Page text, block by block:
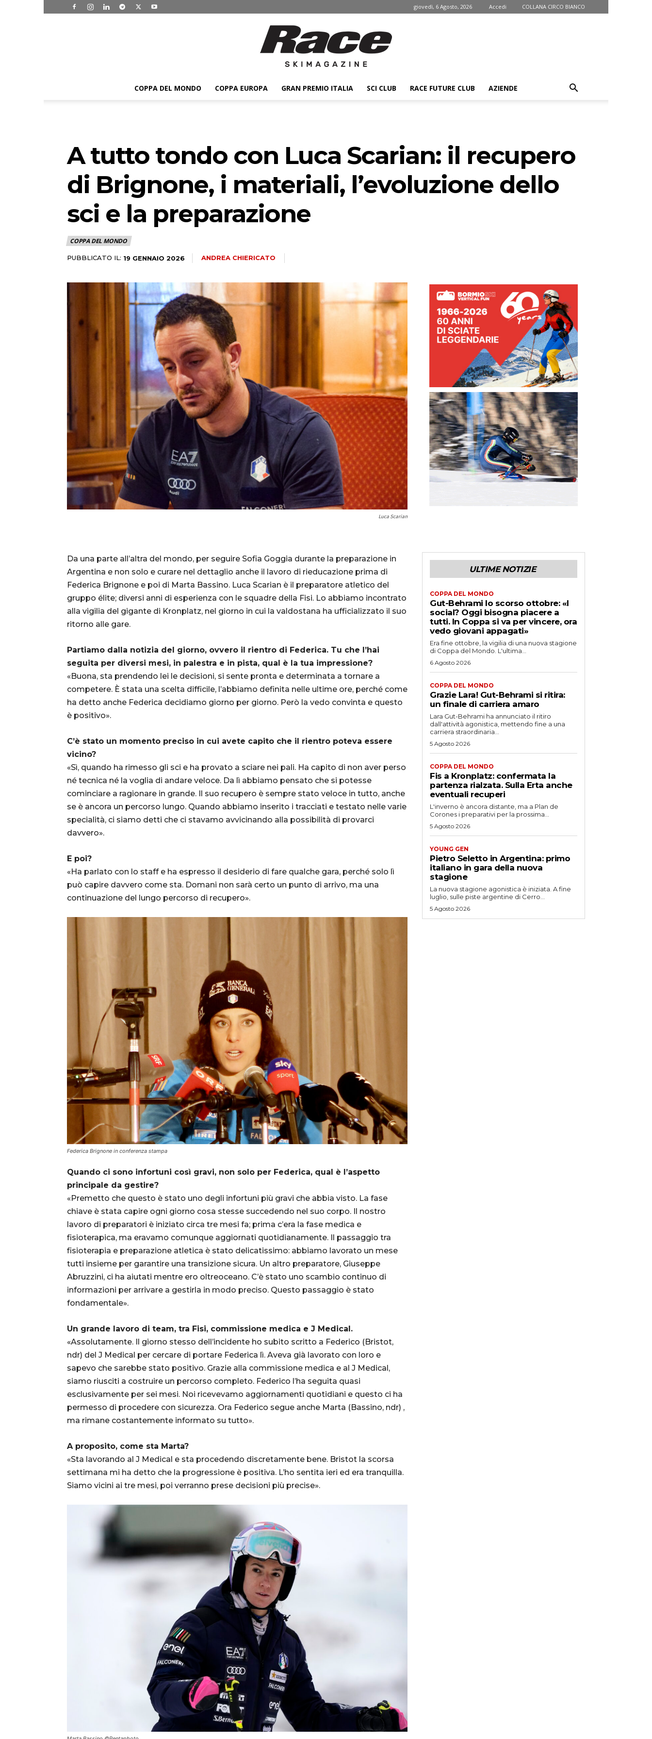
giovedì, 6 Agosto, 2026 Accedi COLLANA CIRCO BIANCO
ski
COPPA DEL MONDO COPPA EUROPA GRAN PREMIO ITALIA SCI CLUB RACE FUTURE CLUB AZIENDE
A tutto tondo con Luca Scarian: il recupero
di Brignone, i materiali, l’evoluzione dello
sci e la preparazione
COPPA DEL MONDO
PUBBLICATO IL: 19 GENNAIO 2026 ANDREA CHIERICATO
Luca Scarian
Da una parte all’altra del mondo, per seguire Sofia Goggia durante la preparazione in
Argentina e non solo e curare nel dettaglio anche il lavoro di rieducazione prima di
Federica Brignone e poi di Marta Bassino. Luca Scarian è il preparatore atletico del
gruppo élite; diversi anni di esperienza con le squadre della Fisi. Lo abbiamo incontrato
alla vigilia del gigante di Kronplatz, nel giorno in cui la valdostana ha ufficializzato il suo
ritorno alle gare.
Partiamo dalla notizia del giorno, ovvero il rientro di Federica. Tu che l’hai
seguita per diversi mesi, in palestra e in pista, qual è la tua impressione?
«Buona, sta prendendo lei le decisioni, si sente pronta e determinata a tornare a
competere. È stata una scelta difficile, l’abbiamo definita nelle ultime ore, perché come
ha detto anche Federica decidiamo giorno per giorno. Però la vedo convinta e questo
è positivo».
C’è stato un momento preciso in cui avete capito che il rientro poteva essere
vicino?
«Sì, quando ha rimesso gli sci e ha provato a sciare nei pali. Ha capito di non aver perso
né tecnica né la voglia di andare veloce. Da lì abbiamo pensato che si potesse
cominciare a ragionare in grande. Il suo recupero è sempre stato veloce in tutto, anche
se è ancora un percorso lungo. Quando abbiamo inserito i tracciati e testato nelle varie
specialità, ci siamo detti che ci stavamo avvicinando alla possibilità di provarci
davvero».
E poi?
«Ha parlato con lo staff e ha espresso il desiderio di fare qualche gara, perché solo lì
può capire davvero come sta. Domani non sarà certo un punto di arrivo, ma una
continuazione del lungo percorso di recupero».
Federica Brignone in conferenza stampa
Quando ci sono infortuni così gravi, non solo per Federica, qual è l’aspetto
principale da gestire?
«Premetto che questo è stato uno degli infortuni più gravi che abbia visto. La fase
chiave è stata capire ogni giorno cosa stesse succedendo nel suo corpo. Il nostro
lavoro di preparatori è iniziato circa tre mesi fa; prima c’era la fase medica e
fisioterapica, ma eravamo comunque aggiornati quotidianamente. Il passaggio tra
fisioterapia e preparazione atletica è stato delicatissimo: abbiamo lavorato un mese
tutti insieme per garantire una transizione sicura. Un altro preparatore, Giuseppe
Abruzzini, ci ha aiutati mentre ero oltreoceano. C’è stato uno scambio continuo di
informazioni per arrivare a gestirla in modo preciso. Questo passaggio è stato
fondamentale».
Un grande lavoro di team, tra Fisi, commissione medica e J Medical.
«Assolutamente. Il giorno stesso dell’incidente ho subito scritto a Federico (Bristot,
ndr) del J Medical per cercare di portare Federica lì. Aveva già lavorato con loro e
sapevo che sarebbe stato positivo. Grazie alla commissione medica e al J Medical,
siamo riusciti a costruire un percorso completo. Federico l’ha seguita quasi
esclusivamente per sei mesi. Noi ricevevamo aggiornamenti quotidiani e questo ci ha
permesso di procedere con sicurezza. Ora Federico segue anche Marta (Bassino, ndr) ,
ma rimane costantemente informato su tutto».
A proposito, come sta Marta?
«Sta lavorando al J Medical e sta procedendo discretamente bene. Bristot la scorsa
settimana mi ha detto che la progressione è positiva. L’ho sentita ieri ed era tranquilla.
Siamo vicini ai tre mesi, poi verranno prese decisioni più precise».
ULTIME NOTIZIE
COPPA DEL MONDO
Gut-Behrami lo scorso ottobre: «I
social? Oggi bisogna piacere a
tutti. In Coppa si va per vincere, ora
vedo giovani appagati»
Era fine ottobre, la vigilia di una nuova stagione
di Coppa del Mondo. L'ultima...
6 Agosto 2026
COPPA DEL MONDO
Grazie Lara! Gut-Behrami si ritira:
un finale di carriera amaro
Lara Gut-Behrami ha annunciato il ritiro
dall'attività agonistica, mettendo fine a una
carriera straordinaria...
5 Agosto 2026
COPPA DEL MONDO
Fis a Kronplatz: confermata la
partenza rialzata. Sulla Erta anche
eventuali recuperi
L'inverno è ancora distante, ma a Plan de
Corones i preparativi per la prossima...
5 Agosto 2026
YOUNG GEN
Pietro Seletto in Argentina: primo
italiano in gara della nuova
stagione
La nuova stagione agonistica è iniziata. A fine
luglio, sulle piste argentine di Cerro...
5 Agosto 2026